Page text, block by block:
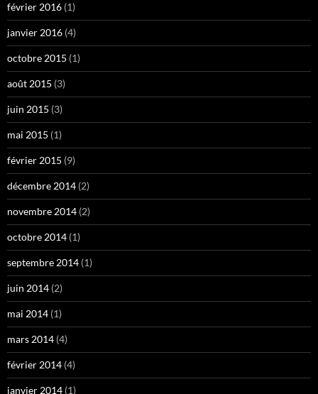
février 2016 (1)
janvier 2016 (4)
octobre 2015 (1)
août 2015 (3)
juin 2015 (3)
mai 2015 (1)
février 2015 (9)
décembre 2014 (2)
novembre 2014 (2)
octobre 2014 (1)
septembre 2014 (1)
juin 2014 (2)
mai 2014 (1)
mars 2014 (4)
février 2014 (4)
janvier 2014 (1)